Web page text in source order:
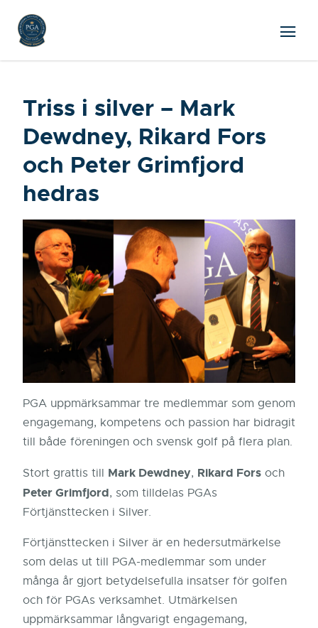
Triss i silver – Mark
Dewdney, Rikard Fors
och Peter Grimfjord
hedras
PGA uppmärksammar tre medlemmar som genom
engagemang, kompetens och passion har bidragit
till både föreningen och svensk golf på flera plan.
Stort grattis till Mark Dewdney, Rikard Fors och
PeterGrimfjord, som tilldelas PGAs
Förtjänsttecken i Silver.
Förtjänsttecken i Silver är en hedersutmärkelse
som delas ut till PGA-medlemmar som under
många år gjort betydelsefulla insatser för golfen
och för PGAs verksamhet. Utmärkelsen
uppmärksammar långvarigt engagemang,